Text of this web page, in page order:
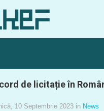
de licitație în
10 Septembrie 2023 in News